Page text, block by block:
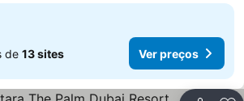
de 13 sites Ver preços